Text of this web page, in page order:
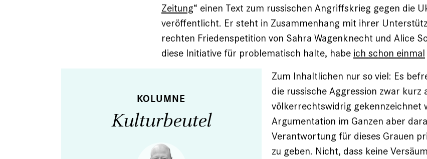
Zeitung“ einen Text zum russischen Angriffskrieg gegen die
veröffentlicht. Er steht in Zusammenhang mit ihrer
rechten Friedenspetition von Sahra Wagenknecht und Alice
diese Initiative für problematisch halte, habe ich schon einmal
KOLUMNE
Kulturbeutel
Zum Inhaltlichen nur so viel: Es
die russische Aggression zwar kurz
völkerrechtswidrig gekennzeichnet
Argumentation im Ganzen aber
Verantwortung für dieses Grauen
zu geben. Nicht, dass keine